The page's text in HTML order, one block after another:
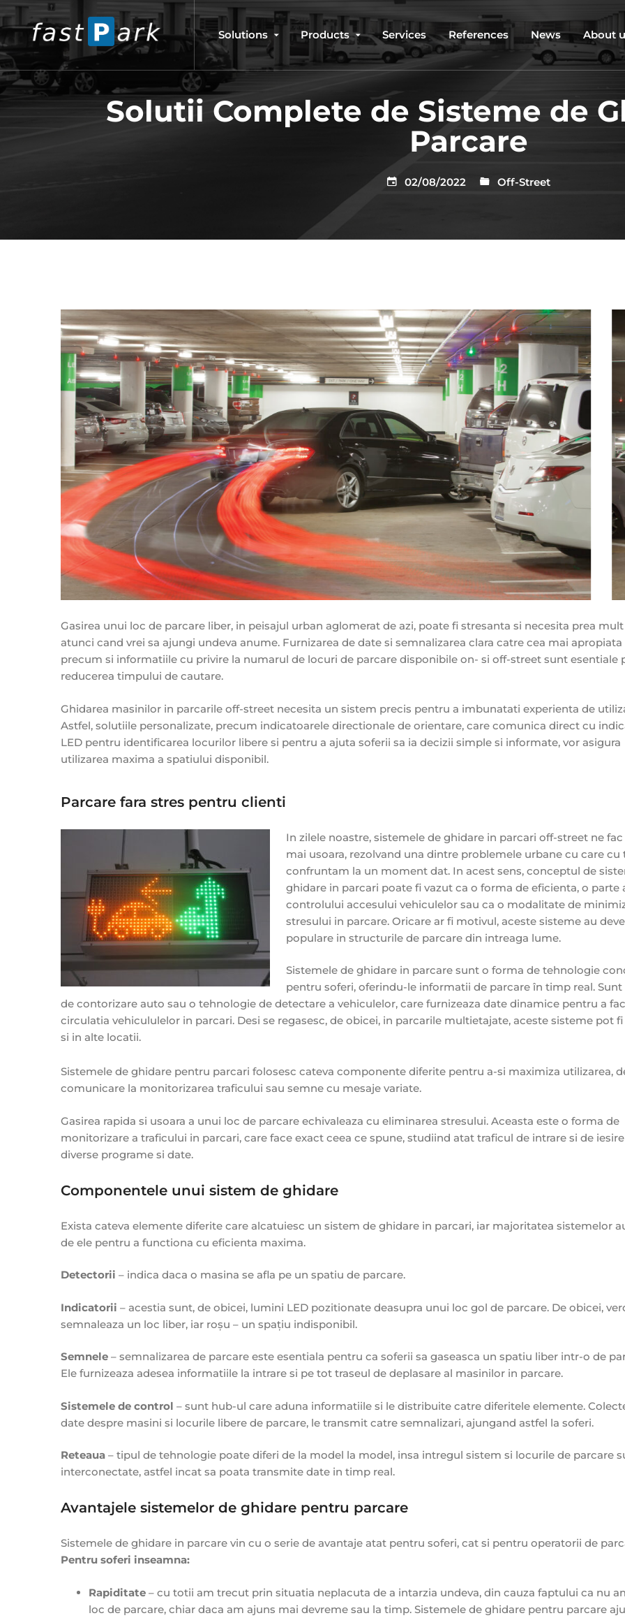
Solutions Products Services References News About
Solutii Complete de Sisteme de
Parcare
02/08/2022 Off-Street
Gasirea unui loc de parcare liber, in peisajul urban aglomerat de azi, poate fi stresanta si necesita prea
atunci cand vrei sa ajungi undeva anume. Furnizarea de date si semnalizarea clara catre cea mai apropiata
precum si informatiile cu privire la numarul de locuri de parcare disponibile on- si off-street sunt esentiale
reducerea timpului de cautare.
Ghidarea masinilor in parcarile off-street necesita un sistem precis pentru a imbunatati experienta de
Astfel, solutiile personalizate, precum indicatoarele directionale de orientare, care comunica direct cu
LED pentru identificarea locurilor libere si pentru a ajuta soferii sa ia decizii simple si informate, vor asigura
utilizarea maxima a spatiului disponibil.
Parcare fara stres pentru clienti
In zilele noastre, sistemele de ghidare in parcari off-street ne fac
mai usoara, rezolvand una dintre problemele urbane cu care cu
confruntam la un moment dat. In acest sens, conceptul de
ghidare in parcari poate fi vazut ca o forma de eficienta, o parte
controlului accesului vehiculelor sau ca o modalitate de
stresului in parcare. Oricare ar fi motivul, aceste sisteme au
populare in structurile de parcare din intreaga lume.
Sistemele de ghidare in parcare sunt o forma de tehnologie
pentru soferi, oferindu-le informatii de parcare în timp real.
de contorizare auto sau o tehnologie de detectare a vehiculelor, care furnizeaza date dinamice pentru a
circulatia vehicululelor in parcari. Desi se regasesc, de obicei, in parcarile multietajate, aceste sisteme pot
si in alte locatii.
Sistemele de ghidare pentru parcari folosesc cateva componente diferite pentru a-si maximiza utilizarea,
comunicare la monitorizarea traficului sau semne cu mesaje variate.
Gasirea rapida si usoara a unui loc de parcare echivaleaza cu eliminarea stresului. Aceasta este o forma de
monitorizare a traficului in parcari, care face exact ceea ce spune, studiind atat traficul de intrare si de
diverse programe si date.
Componentele unui sistem de ghidare
Exista cateva elemente diferite care alcatuiesc un sistem de ghidare in parcari, iar majoritatea sistemelor
de ele pentru a functiona cu eficienta maxima.
Detectorii – indica daca o masina se afla pe un spatiu de parcare.
Indicatorii – acestia sunt, de obicei, lumini LED pozitionate deasupra unui loc gol de parcare. De obicei,
semnaleaza un loc liber, iar roșu – un spațiu indisponibil.
Semnele – semnalizarea de parcare este esentiala pentru ca soferii sa gaseasca un spatiu liber intr-o de
Ele furnizeaza adesea informatiile la intrare si pe tot traseul de deplasare al masinilor in parcare.
Sistemele de control – sunt hub-ul care aduna informatiile si le distribuite catre diferitele elemente.
date despre masini si locurile libere de parcare, le transmit catre semnalizari, ajungand astfel la soferi.
Reteaua – tipul de tehnologie poate diferi de la model la model, insa intregul sistem si locurile de parcare
interconectate, astfel incat sa poata transmite date in timp real.
Avantajele sistemelor de ghidare pentru parcare
Sistemele de ghidare in parcare vin cu o serie de avantaje atat pentru soferi, cat si pentru operatorii de
Pentru soferi inseamna:
Rapiditate – cu totii am trecut prin situatia neplacuta de a intarzia undeva, din cauza faptului ca nu
loc de parcare, chiar daca am ajuns mai devreme sau la timp. Sistemele de ghidare pentru parcare